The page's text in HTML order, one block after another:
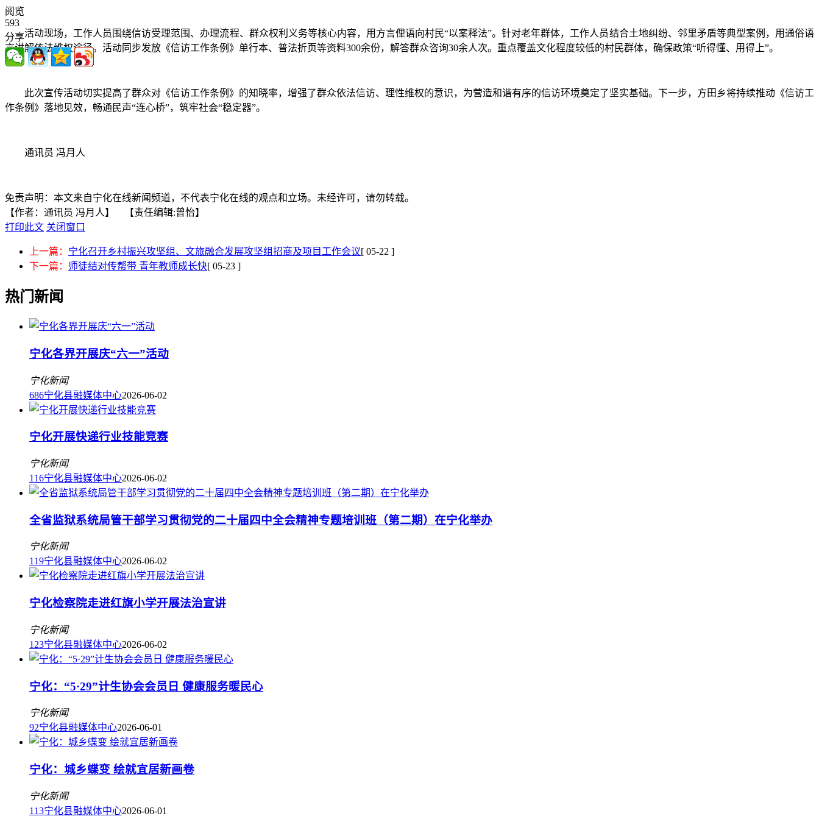
阅览
593
分享活动现场，工作人员围绕信访受理范围、办理流程、群众权利义务等核心内容，用方言俚语向村民“以案释法”。针对老年群体，工作人员结合土地纠纷、邻里矛盾等典型案例，用通俗语
言讲解依法维权途径。活动同步发放《信访工作条例》单行本、普法折页等资料300余份，解答群众咨询30余人次。重点覆盖文化程度较低的村民群体，确保政策“听得懂、用得上”。
此次宣传活动切实提高了群众对《信访工作条例》的知晓率，增强了群众依法信访、理性维权的意识，为营造和谐有序的信访环境奠定了坚实基础。下一步，方田乡将持续推动《信访工
作条例》落地见效，畅通民声“连心桥”，筑牢社会“稳定器”。
通讯员 冯月人
免责声明：本文来自宁化在线新闻频道，不代表宁化在线的观点和立场。未经许可，请勿转载。
【作者：通讯员 冯月人】 【责任编辑:曾怡】
打印此文 关闭窗口
上一篇： 宁化召开乡村振兴攻坚组、文旅融合发展攻坚组招商及项目工作会议[ 05-22 ]
下一篇： 师徒结对传帮带 青年教师成长快[ 05-23 ]
热门新闻
宁化各界开展庆“六一”活动
宁化新闻
686宁化县融媒体中心2026-06-02
宁化开展快递行业技能竞赛
宁化新闻
116宁化县融媒体中心2026-06-02
全省监狱系统局管干部学习贯彻党的二十届四中全会精神专题培训班（第二期）在宁化举办
宁化新闻
119宁化县融媒体中心2026-06-02
宁化检察院走进红旗小学开展法治宣讲
宁化新闻
123宁化县融媒体中心2026-06-02
宁化：“5·29”计生协会会员日 健康服务暖民心
宁化新闻
92宁化县融媒体中心2026-06-01
宁化：城乡蝶变 绘就宜居新画卷
宁化新闻
113宁化县融媒体中心2026-06-01